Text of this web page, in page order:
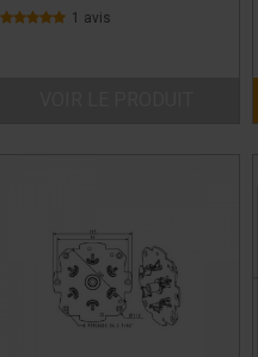
1 avis